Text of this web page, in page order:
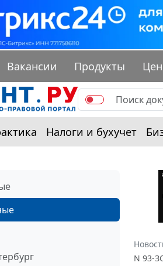
Вакансии Продукты
Налоги и бухучет
N 93-